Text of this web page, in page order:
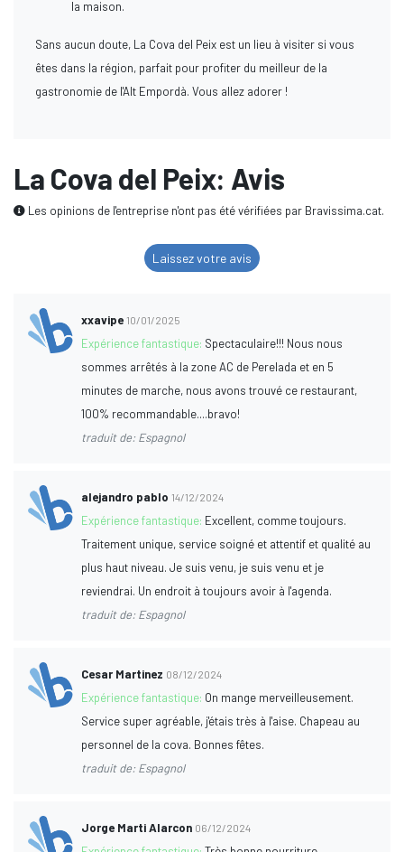
la maison.
Sans aucun doute, La Cova del Peix est un lieu à visiter si vous
êtes dans la région, parfait pour profiter du meilleur de la
gastronomie de l'Alt Empordà. Vous allez adorer !
La Cova del Peix: Avis
Les opinions de l'entreprise n'ont pas été vérifiées par Bravissima.cat.
Laissez votre avis
xxavipe 10/01/2025
Expérience fantastique: Spectaculaire!!! Nous nous
sommes arrêtés à la zone AC de Perelada et en 5
minutes de marche, nous avons trouvé ce restaurant,
100% recommandable....bravo!
traduit de: Espagnol
alejandro pablo 14/12/2024
Expérience fantastique: Excellent, comme toujours.
Traitement unique, service soigné et attentif et qualité au
plus haut niveau. Je suis venu, je suis venu et je
reviendrai. Un endroit à toujours avoir à l'agenda.
traduit de: Espagnol
Cesar Martinez 08/12/2024
Expérience fantastique: On mange merveilleusement.
Service super agréable, j'étais très à l'aise. Chapeau au
personnel de la cova. Bonnes fêtes.
traduit de: Espagnol
Jorge Marti Alarcon 06/12/2024